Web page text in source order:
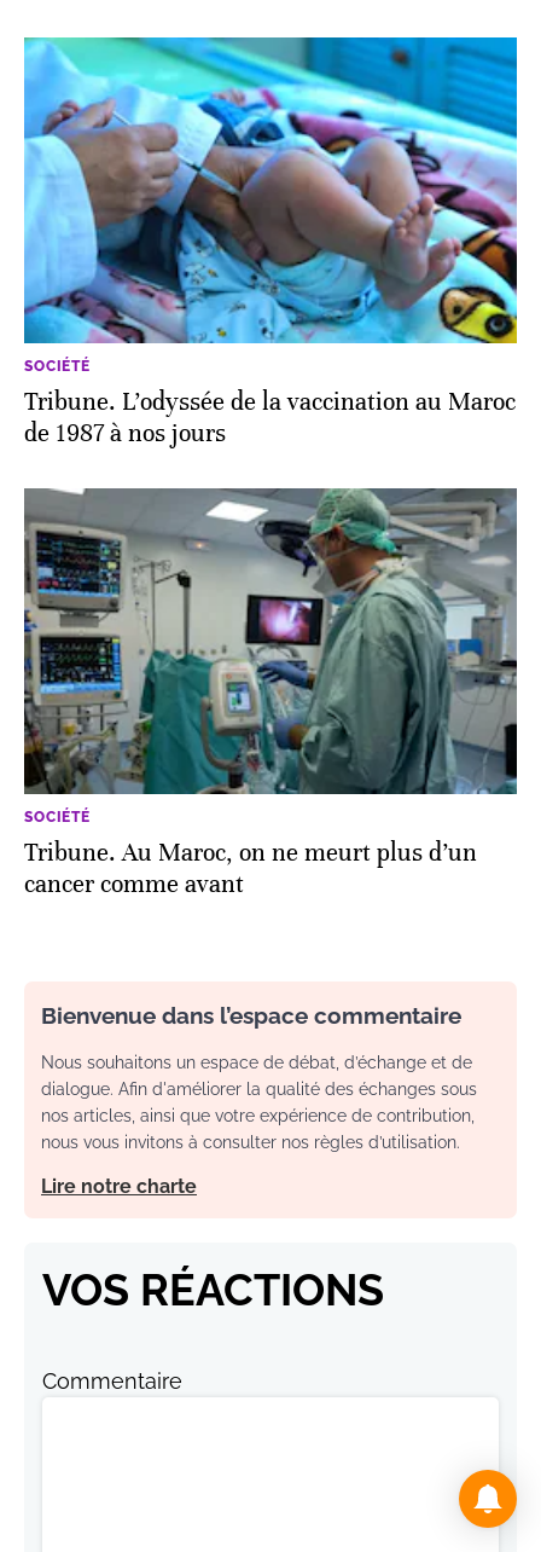
SOCIÉTÉ
Tribune. L’odyssée de la vaccination au Maroc
de 1987 à nos jours
SOCIÉTÉ
Tribune. Au Maroc, on ne meurt plus d’un
cancer comme avant
Bienvenue dans l’espace commentaire
Nous souhaitons un espace de débat, d’échange et de
dialogue. Afin d'améliorer la qualité des échanges sous
nos articles, ainsi que votre expérience de contribution,
nous vous invitons à consulter nos règles d’utilisation.
Lire notre charte
VOS RÉACTIONS
Commentaire